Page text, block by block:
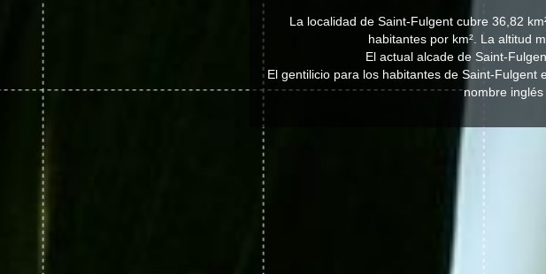
La localidad de Saint-Fulgent cubre 36,82
habitantes por km². La altitud
El actual alcade de Saint-
El gentilicio para los habitantes de Saint-
nombre